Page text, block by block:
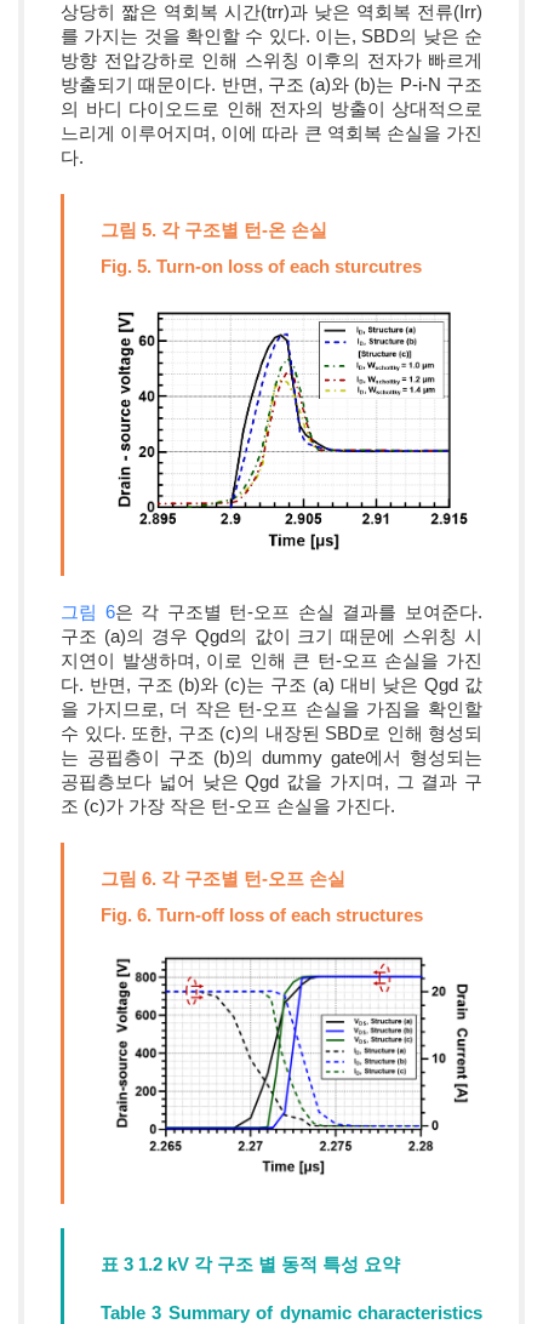
상당히 짧은 역회복 시간(trr)과 낮은 역회복 전류(Irr)
를 가지는 것을 확인할 수 있다. 이는, SBD의 낮은 순
방향 전압강하로 인해 스위칭 이후의 전자가 빠르게
방출되기 때문이다. 반면, 구조 (a)와 (b)는 P-i-N 구조
의 바디 다이오드로 인해 전자의 방출이 상대적으로
느리게 이루어지며, 이에 따라 큰 역회복 손실을 가진
다.
그림 5. 각 구조별 턴-온 손실
Fig. 5. Turn-on loss of each sturcutres
그림 6은 각 구조별 턴-오프 손실 결과를 보여준다.
구조 (a)의 경우 Qgd의 값이 크기 때문에 스위칭 시
지연이 발생하며, 이로 인해 큰 턴-오프 손실을 가진
다. 반면, 구조 (b)와 (c)는 구조 (a) 대비 낮은 Qgd 값
을 가지므로, 더 작은 턴-오프 손실을 가짐을 확인할
수 있다. 또한, 구조 (c)의 내장된 SBD로 인해 형성되
는 공핍층이 구조 (b)의 dummy gate에서 형성되는
공핍층보다 넓어 낮은 Qgd 값을 가지며, 그 결과 구
조 (c)가 가장 작은 턴-오프 손실을 가진다.
그림 6. 각 구조별 턴-오프 손실
Fig. 6. Turn-off loss of each structures
표 3 1.2 kV 각 구조 별 동적 특성 요약
Table 3 Summary of dynamic characteristics